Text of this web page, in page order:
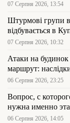
07 Серпня 2026, 13:54
Штурмові групи в
відбувається в
07 Серпня 2026, 10:32
Атаки на будинок
маршрут:
06 Серпня 2026, 23:25
Вопрос, с
нужна именно эта
06 Серпня 2026, 14:05